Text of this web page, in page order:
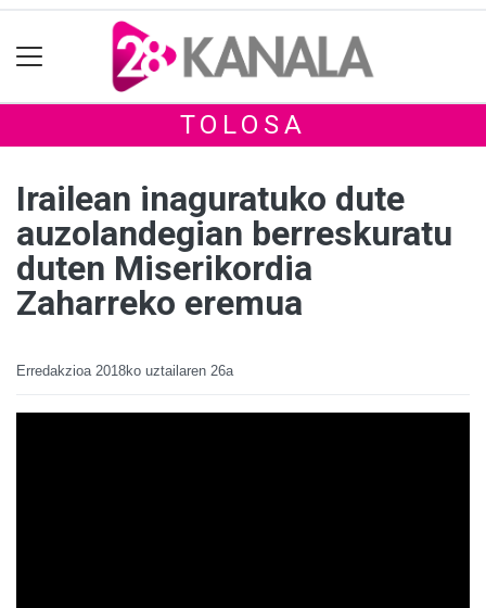
TOLOSA
Irailean inaguratuko dute
auzolandegian berreskuratu
duten Miserikordia
Zaharreko eremua
Erredakzioa 2018ko uztailaren 26a